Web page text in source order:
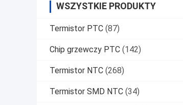
WSZYSTKIE PRODUKTY
Termistor PTC (87)
Chip grzewczy PTC (142)
Termistor NTC (268)
Termistor SMD NTC (34)